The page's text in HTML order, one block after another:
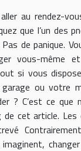
au rendez-
que l’un des
de panique.
vous-même
si vous
ou votre
? C’est ce que
cet article. Les